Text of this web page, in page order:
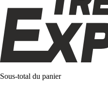
Sous-total du panier